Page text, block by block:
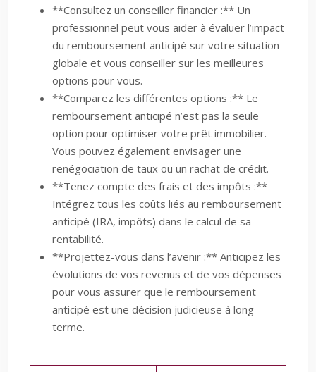
**Consultez un conseiller financier :** Un
professionnel peut vous aider à évaluer l’impact
du remboursement anticipé sur votre situation
globale et vous conseiller sur les meilleures
options pour vous.
**Comparez les différentes options :** Le
remboursement anticipé n’est pas la seule
option pour optimiser votre prêt immobilier.
Vous pouvez également envisager une
renégociation de taux ou un rachat de crédit.
**Tenez compte des frais et des impôts :**
Intégrez tous les coûts liés au remboursement
anticipé (IRA, impôts) dans le calcul de sa
rentabilité.
**Projettez-vous dans l’avenir :** Anticipez les
évolutions de vos revenus et de vos dépenses
pour vous assurer que le remboursement
anticipé est une décision judicieuse à long
terme.